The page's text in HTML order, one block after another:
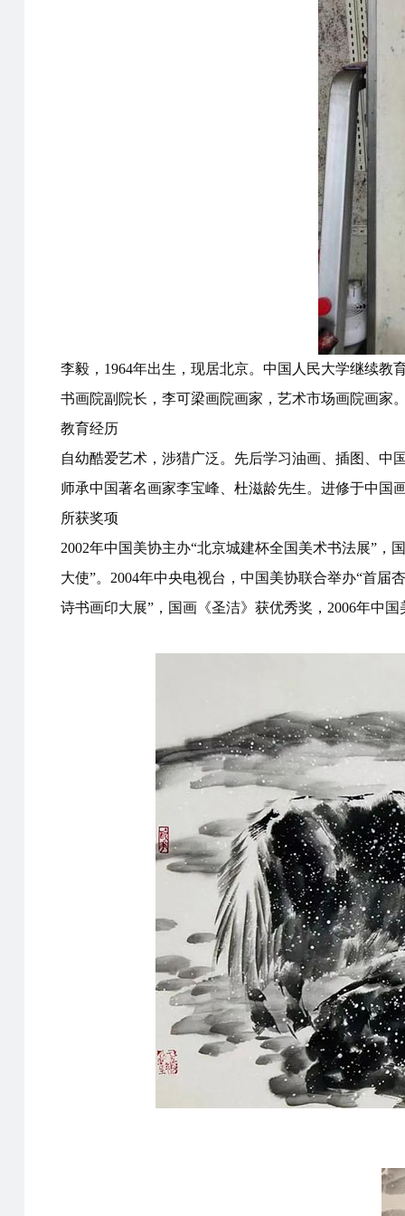
李毅，1964年出生，现居北京。中国人民大学继续
书画院副院长，李可梁画院画家，艺术市场画院画家
教育经历
自幼酷爱艺术，涉猎广泛。先后学习油画、插图、中
师承中国著名画家李宝峰、杜滋龄先生。进修于中国
所获奖项
2002年中国美协主办“北京城建杯全国美术书法展”
大使”。2004年中央电视台，中国美协联合举办“首
诗书画印大展”，国画《圣洁》获优秀奖，2006年中